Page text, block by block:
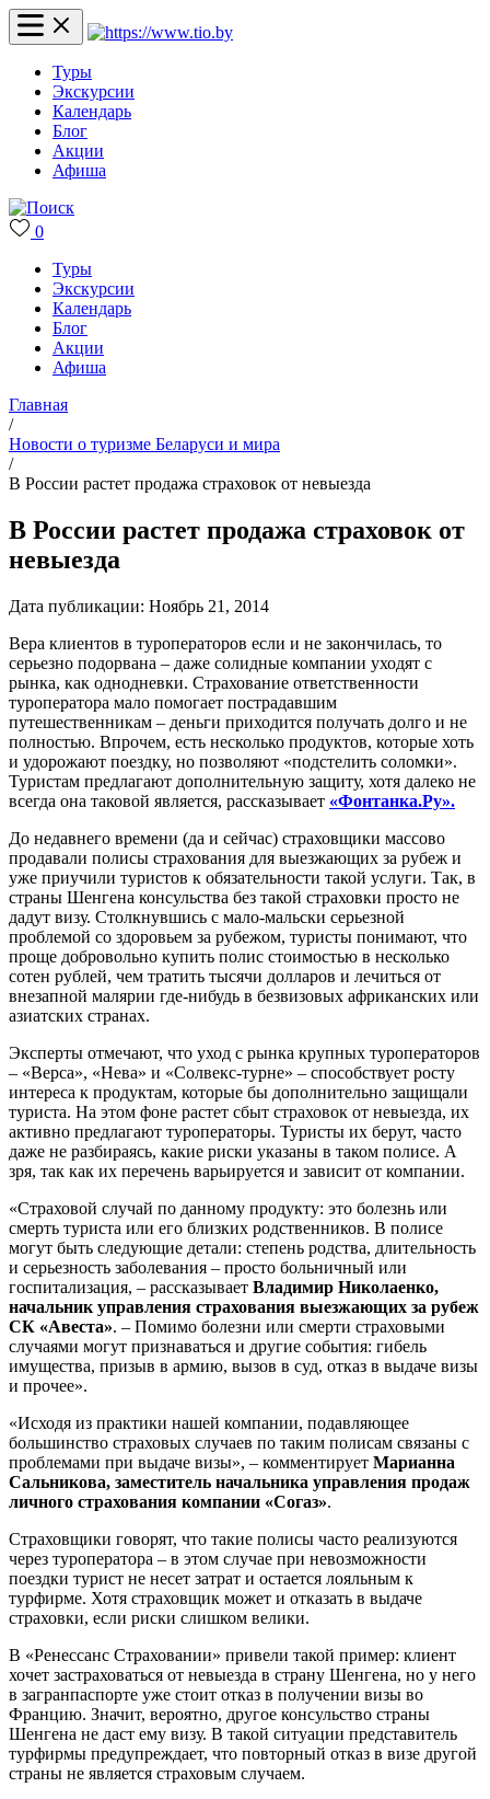
Туры
Экскурсии
Календарь
Блог
Акции
Афиша
0
Туры
Экскурсии
Календарь
Блог
Акции
Афиша
Главная
/
Новости о туризме Беларуси и мира
/
В России растет продажа страховок от невыезда
В России растет продажа страховок от
невыезда
Дата публикации: Ноябрь 21, 2014
Вера клиентов в туроператоров если и не закончилась, то
серьезно подорвана – даже солидные компании уходят с
рынка, как однодневки. Страхование ответственности
туроператора мало помогает пострадавшим
путешественникам – деньги приходится получать долго и не
полностью. Впрочем, есть несколько продуктов, которые хоть
и удорожают поездку, но позволяют «подстелить соломки».
Туристам предлагают дополнительную защиту, хотя далеко не
всегда она таковой является, рассказывает «Фонтанка.Ру».
До недавнего времени (да и сейчас) страховщики массово
продавали полисы страхования для выезжающих за рубеж и
уже приучили туристов к обязательности такой услуги. Так, в
страны Шенгена консульства без такой страховки просто не
дадут визу. Столкнувшись с мало-мальски серьезной
проблемой со здоровьем за рубежом, туристы понимают, что
проще добровольно купить полис стоимостью в несколько
сотен рублей, чем тратить тысячи долларов и лечиться от
внезапной малярии где-нибудь в безвизовых африканских или
азиатских странах.
Эксперты отмечают, что уход с рынка крупных туроператоров
– «Верса», «Нева» и «Солвекс-турне» – способствует росту
интереса к продуктам, которые бы дополнительно защищали
туриста. На этом фоне растет сбыт страховок от невыезда, их
активно предлагают туроператоры. Туристы их берут, часто
даже не разбираясь, какие риски указаны в таком полисе. А
зря, так как их перечень варьируется и зависит от компании.
«Страховой случай по данному продукту: это болезнь или
смерть туриста или его близких родственников. В полисе
могут быть следующие детали: степень родства, длительность
и серьезность заболевания – просто больничный или
госпитализация, – рассказывает Владимир Николаенко,
начальник управления страхования выезжающих за рубеж
СК «Авеста». – Помимо болезни или смерти страховыми
случаями могут признаваться и другие события: гибель
имущества, призыв в армию, вызов в суд, отказ в выдаче визы
и прочее».
«Исходя из практики нашей компании, подавляющее
большинство страховых случаев по таким полисам связаны с
проблемами при выдаче визы», – комментирует Марианна
Сальникова, заместитель начальника управления продаж
личного страхования компании «Согаз».
Страховщики говорят, что такие полисы часто реализуются
через туроператора – в этом случае при невозможности
поездки турист не несет затрат и остается лояльным к
турфирме. Хотя страховщик может и отказать в выдаче
страховки, если риски слишком велики.
В «Ренессанс Страховании» привели такой пример: клиент
хочет застраховаться от невыезда в страну Шенгена, но у него
в загранпаспорте уже стоит отказ в получении визы во
Францию. Значит, вероятно, другое консульство страны
Шенгена не даст ему визу. В такой ситуации представитель
турфирмы предупреждает, что повторный отказ в визе другой
страны не является страховым случаем.